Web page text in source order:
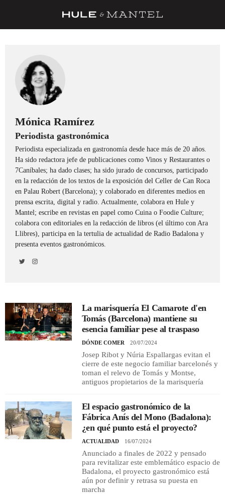
DESPENSA
BARRAS Y ESTRELLAS
DÓNDE COMER
ÍDOLOS DE MESAS
CUADERNO DE VIAJE
TRADICIÓN
MENÚ DEL DÍA
A CUCHILLO
Mónica Ramírez
Periodista gastronómica
Periodista especializada en gastronomía desde hace más de 20 años.
Ha sido redactora jefe de publicaciones como Vinos y Restaurantes o
7Caníbales; ha dado clases; ha sido jurado de concursos, participado
en la redacción de los textos de la exposición del Celler de Can Roca
en Palau Robert (Barcelona); y colaborado en diferentes medios en
prensa escrita, digital y radio. Actualmente, colabora en Hule y
Mantel; escribe en revistas en papel como Cuina o Foodie Culture;
colabora con editoriales en la redacción de libros (el último con Ara
Llibres), participa en la tertulia de actualidad de Radio Badalona y
presenta eventos gastronómicos.
La marisquería El Camarote d'en
Tomás (Barcelona) mantiene su
esencia familiar pese al traspaso
DÓNDE COMER 20/07/2024
Josep Ribot y Núria Espallargas evitan el
cierre de este negocio familiar barcelonés y
toman el relevo de Tomás y Montse,
antiguos propietarios de la marisquería
El espacio gastronómico de la
Fábrica Anís del Mono (Badalona):
¿en qué punto está el proyecto?
ACTUALIDAD 16/07/2024
Anunciado a finales de 2022 y pensado
para revitalizar este emblemático espacio de
Badalona, el proyecto gastronómico está
aún por definir y retrasa su puesta en
marcha